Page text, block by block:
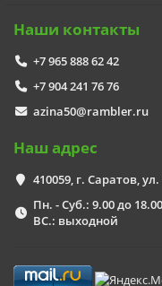
Наши контакты
+7 965 888 62 42
+7 904 241 76 76
azina50@rambler.ru
Наш адрес
410059, г. Саратов,
Пн. - Суб.: 9.00 до 18.00
ВС.: выходной